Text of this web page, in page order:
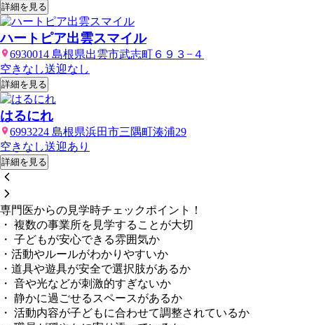
詳細を見る
ハートピア出雲スマイル
6930014 島根県出雲市武志町６９３−４
空きなし送迎なし
詳細を見る
はるにれ
6993224 島根県浜田市三隅町湊浦29
空きなし送迎あり
詳細を見る
専門医からの見学時チェックポイント！
・ 複数の事業所を見学することが大切
・ 子どもが安心できる雰囲気か
・活動やルールがわかりやすいか
・道具や遊具が安全で選択肢があるか
・ 音や光などが刺激的すぎないか
・ 静かに過ごせるスペースがあるか
・ 活動内容が子どもに合わせて調整されているか